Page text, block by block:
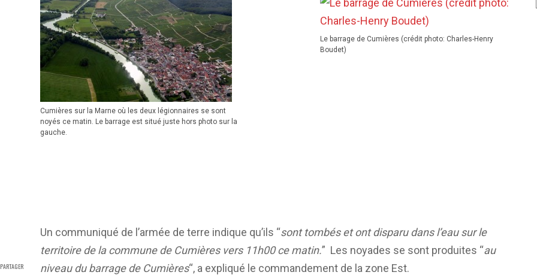
PARTAGER
Cumières sur la Marne où les deux légionnaires se sont
noyés ce matin. Le barrage est situé juste hors photo sur la
gauche.
Le barrage de Cumières (crédit photo: Charles-Henry
Boudet)
Un communiqué de l’armée de terre indique qu’ils “sont tombés et ont disparu dans l’eau sur le
territoire de la commune de Cumières vers 11h00 ce matin.” Les noyades se sont produites “au
niveau du barrage de Cumières“, a expliqué le commandement de la zone Est.